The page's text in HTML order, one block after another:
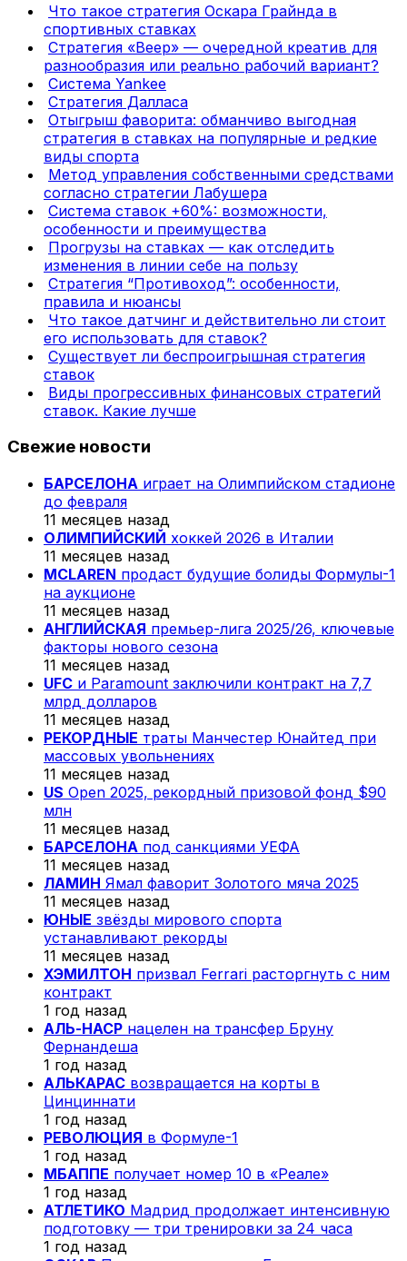
Что такое стратегия Оскара Грайнда в
спортивных ставках
Стратегия «Веер» — очередной креатив для
разнообразия или реально рабочий вариант?
Система Yankee
Стратегия Далласа
Отыгрыш фаворита: обманчиво выгодная
стратегия в ставках на популярные и редкие
виды спорта
Метод управления собственными средствами
согласно стратегии Лабушера
Система ставок +60%: возможности,
особенности и преимущества
Прогрузы на ставках — как отследить
изменения в линии себе на пользу
Стратегия “Противоход”: особенности,
правила и нюансы
Что такое датчинг и действительно ли стоит
его использовать для ставок?
Существует ли беспроигрышная стратегия
ставок
Виды прогрессивных финансовых стратегий
ставок. Какие лучше
Свежие новости
БАРСЕЛОНА играет на Олимпийском стадионе
до февраля
11 месяцев назад
ОЛИМПИЙСКИЙ хоккей 2026 в Италии
11 месяцев назад
MCLAREN продаст будущие болиды Формулы-1
на аукционе
11 месяцев назад
АНГЛИЙСКАЯ премьер-лига 2025/26, ключевые
факторы нового сезона
11 месяцев назад
UFC и Paramount заключили контракт на 7,7
млрд долларов
11 месяцев назад
РЕКОРДНЫЕ траты Манчестер Юнайтед при
массовых увольнениях
11 месяцев назад
US Open 2025, рекордный призовой фонд $90
млн
11 месяцев назад
БАРСЕЛОНА под санкциями УЕФА
11 месяцев назад
ЛАМИН Ямал фаворит Золотого мяча 2025
11 месяцев назад
ЮНЫЕ звёзды мирового спорта
устанавливают рекорды
11 месяцев назад
ХЭМИЛТОН призвал Ferrari расторгнуть с ним
контракт
1 год назад
АЛЬ-НАСР нацелен на трансфер Бруну
Фернандеша
1 год назад
АЛЬКАРАС возвращается на корты в
Цинциннати
1 год назад
РЕВОЛЮЦИЯ в Формуле-1
1 год назад
МБАППЕ получает номер 10 в «Реале»
1 год назад
АТЛЕТИКО Мадрид продолжает интенсивную
подготовку — три тренировки за 24 часа
1 год назад